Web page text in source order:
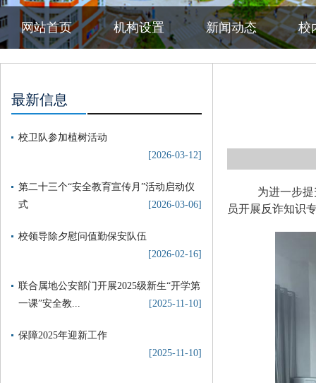
网站首页 机构设置 新闻动态 校
最新信息
校卫队参加植树活动
[2026-03-12]
第二十三个“安全教育宣传月”活动启动仪
式
[2026-03-06]
校领导除夕慰问值勤保安队伍
[2026-02-16]
联合属地公安部门开展2025级新生“开学第
一课”安全教...
[2025-11-10]
保障2025年迎新工作
[2025-11-10]
为进一步
员开展反诈知识